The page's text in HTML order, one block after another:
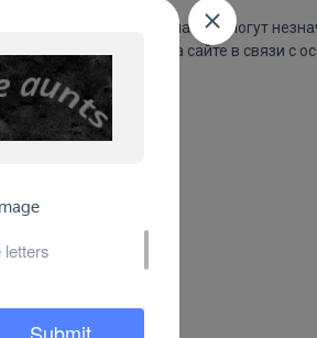
Цвета напечатанного плаката могут
изображения плаката на сайте в связи с